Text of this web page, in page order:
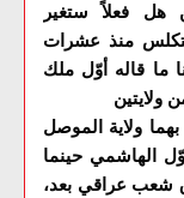
هل فعلاً ستغير
منذ عشرات
ما قاله أوّل ملك
ولايتين
ولاية الموصل
الهاشمي حينما
شعب عراقي بعد،